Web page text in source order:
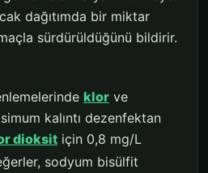
dağıtımda bir miktar
sürdürüldüğünü bildirir.
klor ve
kalıntı dezenfektan
dioksit için 0,8 mg/L
sodyum bisülfit